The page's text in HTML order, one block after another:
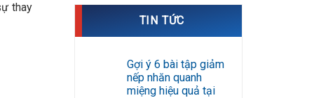
thay
TIN TỨC
Gợi ý 6 bài tập giảm
nếp nhăn quanh
miệng hiệu quả tại